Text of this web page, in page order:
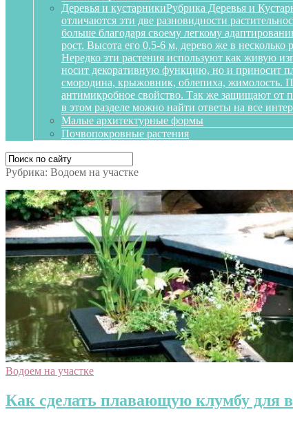
Деревья и кустарникиРубрика Деревья и
отличаются эти две разновидности
больше благодаря своему легкому
рост. Высота его 0,5-6 м, дерево же в
Нередко эти растения используют как живую
носит декоративную функцию, но и приносит
смородина, крыжовник, облепиха, жимолость.
антимикробное свойство. Так же защищают от
в этом разделе можно найти ответы на все
Малые архитектурные формы
Почвопокровные растения
Рубрика: Водоем на участке
Водоем на участке
Как сделать плавающую клумбу для